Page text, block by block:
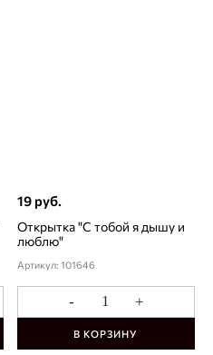
19 руб.
Открытка "С тобой я дышу и
люблю"
Артикул: 101646
- +
В КОРЗИНУ